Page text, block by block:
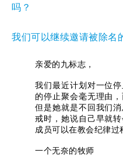
吗？
我们可以继续邀请被除名
亲爱的九标志，
我们最近计划对一位
的停止聚会毫无理由
但是她就是不回我们
戒时，她说自己早就
成员可以在教会纪律过
一个无奈的牧师